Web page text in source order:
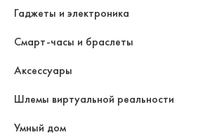
Гаджеты и электроника
Смарт-часы и браслеты
Аксессуары
Шлемы виртуальной реальности
Умный дом